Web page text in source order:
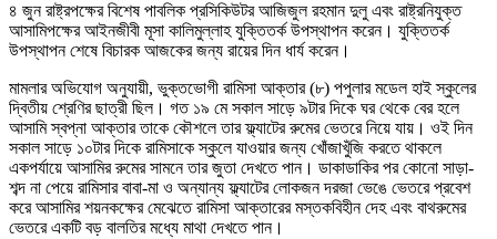
৪ জুন রাষ্ট্রপক্ষের বিশেষ পাবলিক প্রসিকিউটর আজিজুল রহমান দুলু এবং রাষ্ট্রনিযুক্ত
আসামিপক্ষের আইনজীবী মূসা কালিমুল্লাহ যুক্তিতর্ক উপস্থাপন করেন। যুক্তিতর্ক
উপস্থাপন শেষে বিচারক আজকের জন্য রায়ের দিন ধার্য করেন।
মামলার অভিযোগ অনুযায়ী, ভুক্তভোগী রামিসা আক্তার (৮) পপুলার মডেল হাই স্কুলের
দ্বিতীয় শ্রেণির ছাত্রী ছিল। গত ১৯ মে সকাল সাড়ে ৯টার দিকে ঘর থেকে বের হলে
আসামি স্বপ্না আক্তার তাকে কৌশলে তার ফ্ল্যাটের রুমের ভেতরে নিয়ে যায়। ওই দিন
সকাল সাড়ে ১০টার দিকে রামিসাকে স্কুলে যাওয়ার জন্য খোঁজাখুঁজি করতে থাকলে
একপর্যায়ে আসামির রুমের সামনে তার জুতা দেখতে পান। ডাকাডাকির পর কোনো সাড়া-
শব্দ না পেয়ে রামিসার বাবা-মা ও অন্যান্য ফ্ল্যাটের লোকজন দরজা ভেঙে ভেতরে প্রবেশ
করে আসামির শয়নকক্ষের মেঝেতে রামিসা আক্তারের মস্তকবিহীন দেহ এবং বাথরুমের
ভেতরে একটি বড় বালতির মধ্যে মাথা দেখতে পান।